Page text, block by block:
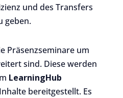
und des Transfers
geben.
Präsenzseminare um
sind. Diese werden
LearningHub
bereitgestellt. Es